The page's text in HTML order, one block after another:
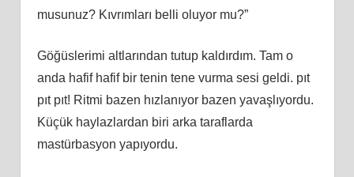
musunuz? Kıvrımları belli oluyor mu?”
Göğüslerimi altlarından tutup kaldırdım. Tam o
anda hafif hafif bir tenin tene vurma sesi geldi. pıt
pıt pıt! Ritmi bazen hızlanıyor bazen yavaşlıyordu.
Küçük haylazlardan biri arka taraflarda
mastürbasyon yapıyordu.